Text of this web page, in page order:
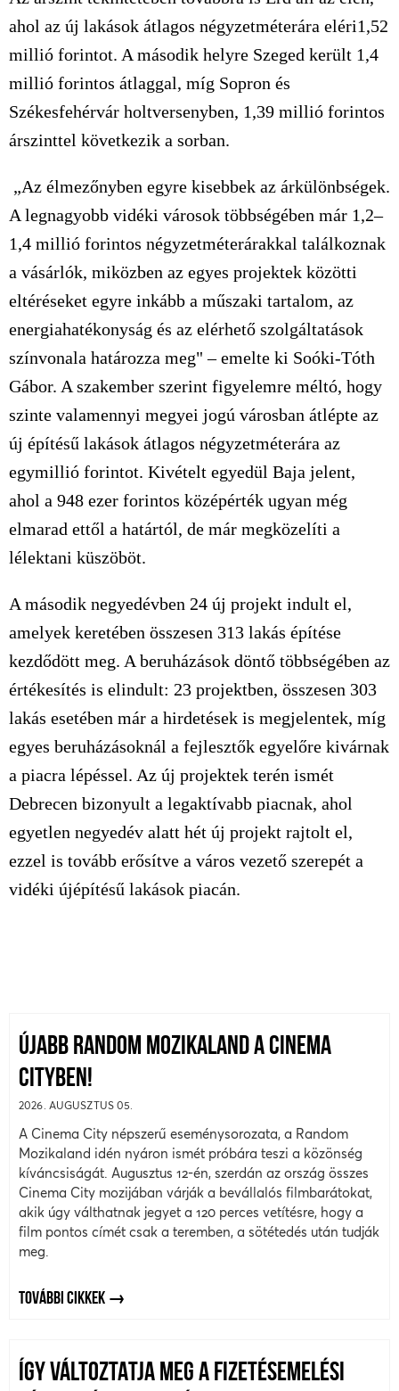
ahol az új lakások átlagos négyzetméterára eléri1,52
millió forintot. A második helyre Szeged került 1,4
millió forintos átlaggal, míg Sopron és
Székesfehérvár holtversenyben, 1,39 millió forintos
árszinttel következik a sorban.
„Az élmezőnyben egyre kisebbek az árkülönbségek.
A legnagyobb vidéki városok többségében már 1,2–
1,4 millió forintos négyzetméterárakkal találkoznak
a vásárlók, miközben az egyes projektek közötti
eltéréseket egyre inkább a műszaki tartalom, az
energiahatékonyság és az elérhető szolgáltatások
színvonala határozza meg" – emelte ki Soóki-Tóth
Gábor. A szakember szerint figyelemre méltó, hogy
szinte valamennyi megyei jogú városban átlépte az
új építésű lakások átlagos négyzetméterára az
egymillió forintot. Kivételt egyedül Baja jelent,
ahol a 948 ezer forintos középérték ugyan még
elmarad ettől a határtól, de már megközelíti a
lélektani küszöböt.
A második negyedévben 24 új projekt indult el,
amelyek keretében összesen 313 lakás építése
kezdődött meg. A beruházások döntő többségében az
értékesítés is elindult: 23 projektben, összesen 303
lakás esetében már a hirdetések is megjelentek, míg
egyes beruházásoknál a fejlesztők egyelőre kivárnak
a piacra lépéssel. Az új projektek terén ismét
Debrecen bizonyult a legaktívabb piacnak, ahol
egyetlen negyedév alatt hét új projekt rajtolt el,
ezzel is tovább erősítve a város vezető szerepét a
vidéki újépítésű lakások piacán.
ÚJABB RANDOM MOZIKALAND A CINEMA
CITYBEN!
2026. AUGUSZTUS 05.
A Cinema City népszerű eseménysorozata, a Random
Mozikaland idén nyáron ismét próbára teszi a közönség
kíváncsiságát. Augusztus 12-én, szerdán az ország összes
Cinema City mozijában várják a bevállalós filmbarátokat,
akik úgy válthatnak jegyet a 120 perces vetítésre, hogy a
film pontos címét csak a teremben, a sötétedés után tudják
meg.
TOVÁBBI CIKKEK
ÍGY VÁLTOZTATJA MEG A FIZETÉSEMELÉSI